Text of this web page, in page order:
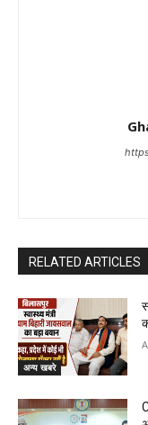
RELATED ARTICLES
अन्य खबरे